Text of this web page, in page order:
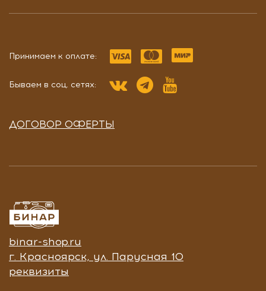
Принимаем к оплате:
Бываем в соц. сетях:
ДОГОВОР ОФЕРТЫ
binar-shop.ru
г. Красноярск, ул. Парусная 10
реквизиты